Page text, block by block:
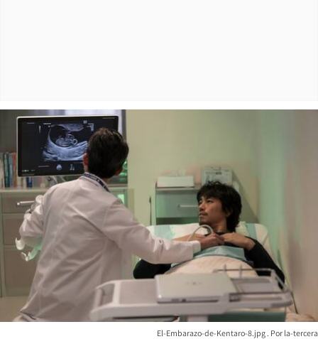
El-Embarazo-de-Kentaro-8.jpg la-tercera